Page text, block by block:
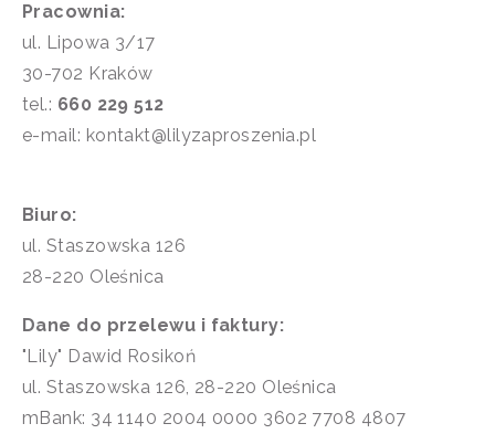
Pracownia:
ul. Lipowa 3/17
30-702 Kraków
tel.: 660 229 512
e-mail: kontakt@lilyzaproszenia.pl
Biuro:
ul. Staszowska 126
28-220 Oleśnica
Dane do przelewu i faktury:
"Lily" Dawid Rosikoń
ul. Staszowska 126, 28-220 Oleśnica
mBank: 34 1140 2004 0000 3602 7708 4807